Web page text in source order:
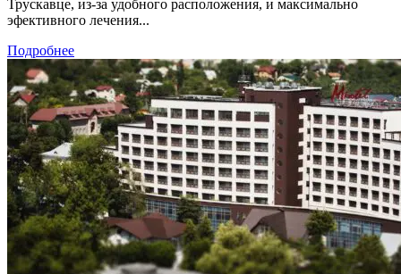
Трускавце, из-за удобного расположения, и максимально
эфективного лечения...
Подробнее